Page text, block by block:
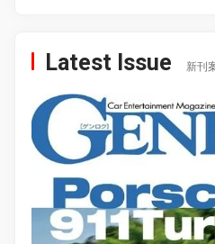
Latest Issue 新刊